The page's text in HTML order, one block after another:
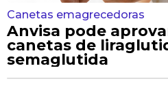
Canetas emagrecedoras
Anvisa pode
canetas de
semaglutida